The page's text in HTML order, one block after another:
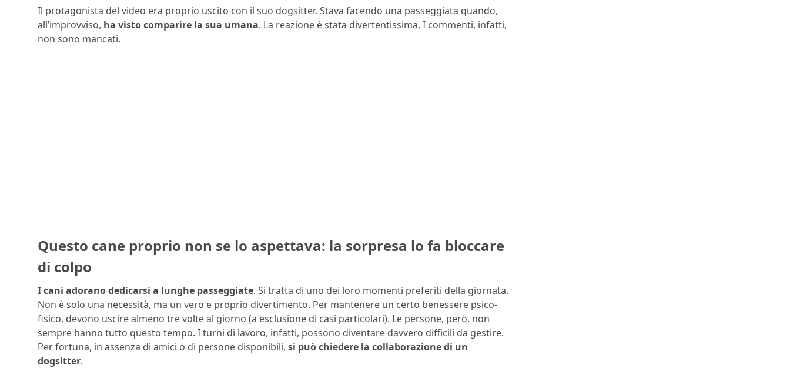
Il protagonista del video era proprio uscito con il suo dogsitter. Stava facendo una passeggiata quando,
all’improvviso, ha visto comparire la sua umana. La reazione è stata divertentissima. I commenti, infatti,
non sono mancati.
Questo cane proprio non se lo aspettava: la sorpresa lo fa bloccare
di colpo
I cani adorano dedicarsi a lunghe passeggiate. Si tratta di uno dei loro momenti preferiti della giornata.
Non è solo una necessità, ma un vero e proprio divertimento. Per mantenere un certo benessere psico-
fisico, devono uscire almeno tre volte al giorno (a esclusione di casi particolari). Le persone, però, non
sempre hanno tutto questo tempo. I turni di lavoro, infatti, possono diventare davvero difficili da gestire.
Per fortuna, in assenza di amici o di persone disponibili, si può chiedere la collaborazione di un
dogsitter.